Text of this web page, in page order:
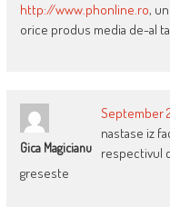
http://www.phonline.ro,
orice produs media de-al
Gica Magicianu
September
nastase iz
respectivul
greseste